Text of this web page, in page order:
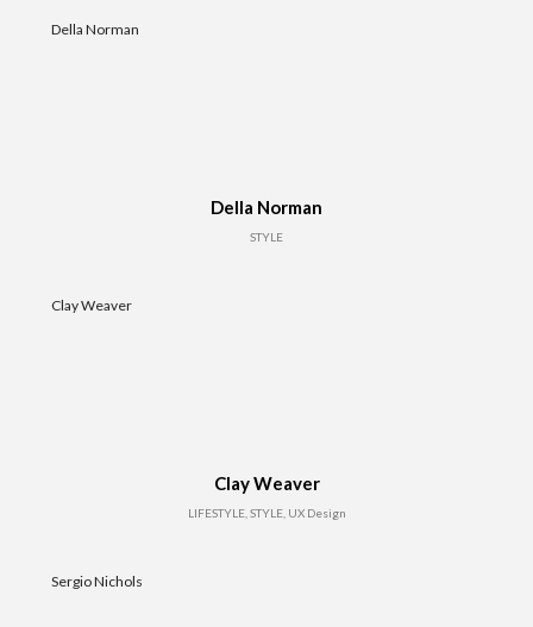
Della Norman
Della Norman
STYLE
Clay Weaver
Clay Weaver
LIFESTYLE, STYLE, UX Design
Sergio Nichols